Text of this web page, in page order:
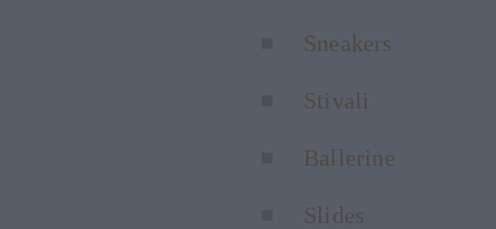
Sneakers
Stivali
Ballerine
Slides